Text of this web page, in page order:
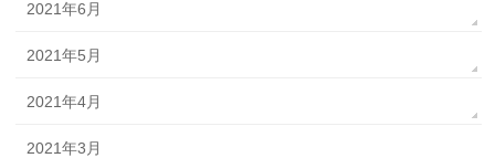
2021年6月
2021年5月
2021年4月
2021年3月